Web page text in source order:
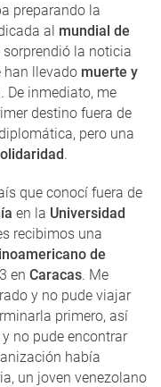
preparando la
al mundial de
sorprendió la noticia
han llevado muerte y
. De inmediato, me
destino fuera de
pero una
.
que conocí fuera de
en la Universidad
recibimos una
de
en Caracas. Me
y no pude viajar
primero, así
no pude encontrar
había
un joven venezolano